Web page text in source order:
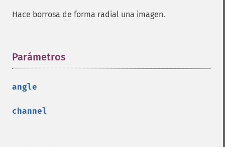
Hace borrosa de forma radial una imagen.
Parámetros
angle
channel
nextImage
opaquePaintImage
optimizeImageLayers
pingImageBlob
polaroidImage